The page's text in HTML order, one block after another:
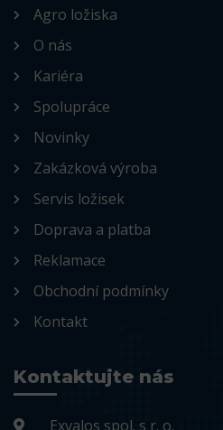
Agro ložiska
O nás
Kariéra
Spolupráce
Novinky
Zakázková výroba
Servis ložisek
Doprava a platba
Reklamace
Obchodní podmínky
Kontakt
Kontaktujte nás
Exvalos spol. s r. o.